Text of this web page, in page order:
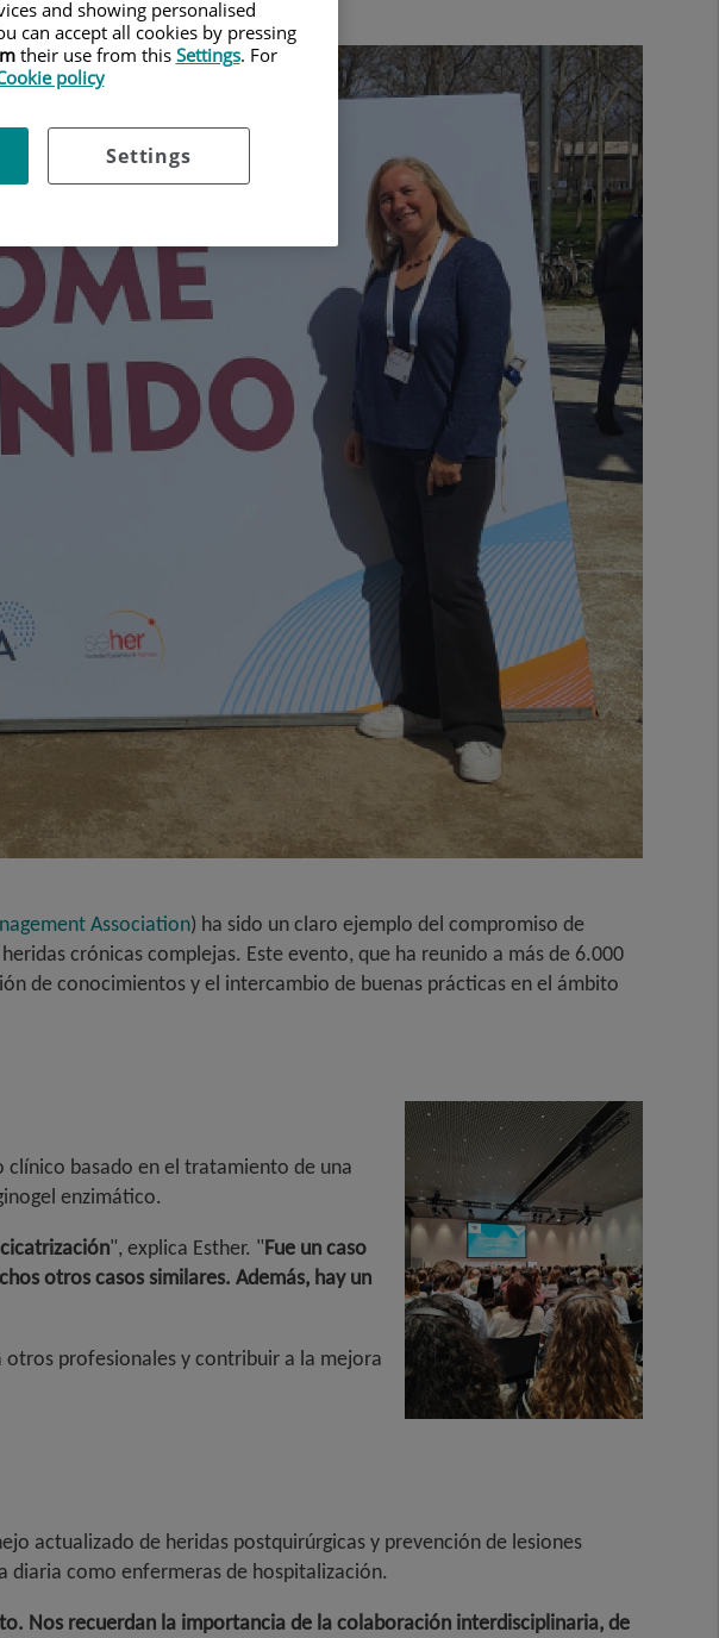
Association) ha sido un claro ejemplo del compromiso de
crónicas complejas. Este evento, que ha reunido a más de 6.000
de conocimientos y el intercambio de buenas prácticas en el ámbito
clínico basado en el tratamiento de una
enzimático.
", explica Esther. "Fue un caso
otros casos similares. Además, hay un
otros profesionales y contribuir a la mejora
actualizado de heridas postquirúrgicas y prevención de lesiones
diaria como enfermeras de hospitalización.
Nos recuerdan la importancia de la colaboración interdisciplinaria, de
and showing personalised
can accept all cookies by pressing
their use from this Settings. For
policy
Settings